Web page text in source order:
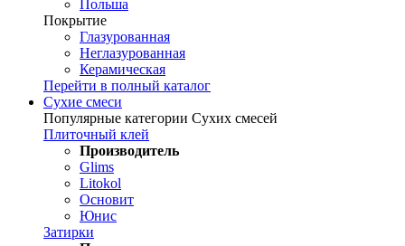
Польша
Покрытие
Глазурованная
Неглазурованная
Керамическая
Перейти в полный каталог
Сухие смеси
Популярные категории Сухих смесей
Плиточный клей
Производитель
Glims
Litokol
Основит
Юнис
Затирки